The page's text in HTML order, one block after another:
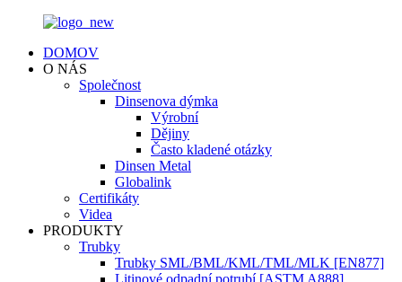
DOMOV
O NÁS
Společnost
Dinsenova dýmka
Výrobní
Dějiny
Často kladené otázky
Dinsen Metal
Globalink
Certifikáty
Videa
PRODUKTY
Trubky
Trubky SML/BML/KML/TML/MLK [EN877]
Litinové odpadní potrubí [ASTM A888]